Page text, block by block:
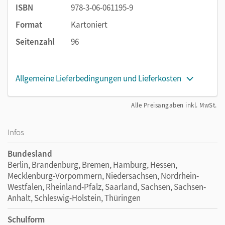
ISBN
978-3-06-061195-9
Format
Kartoniert
Seitenzahl
96
Allgemeine Lieferbedingungen und Lieferkosten
Alle Preisangaben inkl. MwSt.
Infos
Bundesland
Berlin, Brandenburg, Bremen, Hamburg, Hessen,
Mecklenburg-Vorpommern, Niedersachsen, Nordrhein-
Westfalen, Rheinland-Pfalz, Saarland, Sachsen, Sachsen-
Anhalt, Schleswig-Holstein, Thüringen
Schulform